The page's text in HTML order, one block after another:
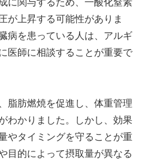
に関与するため、一酸化窒素
が上昇する可能性がありま
病を患っている人は、アルギ
医師に相談することが重要で
脂肪燃焼を促進し、体重管理
わかりました。しかし、効果
やタイミングを守ることが重
目的によって摂取量が異なる